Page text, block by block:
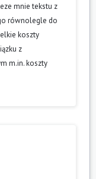
mnie tekstu z
równolegle do
koszty
z
m.in. koszty